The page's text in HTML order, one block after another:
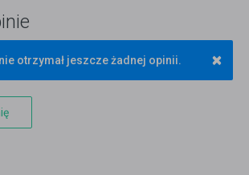
×
otrzymał jeszcze żadnej opinii.